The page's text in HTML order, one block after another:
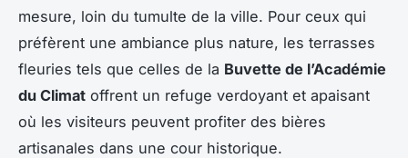
mesure, loin du tumulte de la ville. Pour ceux qui
préfèrent une ambiance plus nature, les terrasses
fleuries tels que celles de la Buvette de l’Académie
du Climat offrent un refuge verdoyant et apaisant
où les visiteurs peuvent profiter des bières
artisanales dans une cour historique.